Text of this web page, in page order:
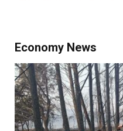
Economy News